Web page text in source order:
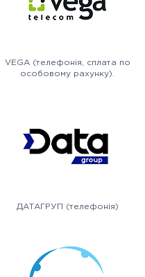
VEGA (телефонія, сплата по
особовому рахунку).
ДАТАГРУП (телефонія)